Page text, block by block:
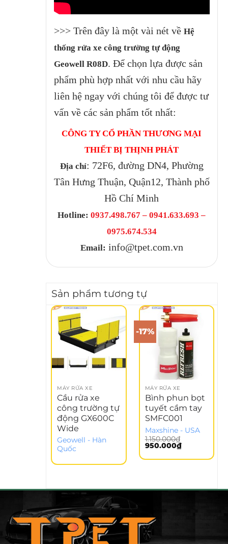
>>> Trên đây là một vài nét về Hệ
thống rửa xe công trường tự động
Geowell R08D. Để chọn lựa được sản
phẩm phù hợp nhất với nhu cầu hãy
liên hệ ngay với chúng tôi để được tư
vấn về các sản phẩm tốt nhất:
CÔNG TY CỔ PHẦN THƯƠNG MẠI
THIẾT BỊ THỊNH PHÁT
Địa chỉ: 72F6, đường DN4, Phường
Tân Hưng Thuận, Quận12, Thành phố
Hồ Chí Minh
Hotline: 0937.498.767 – 0941.633.693 –
0975.674.534
Email: info@tpet.com.vn
Sản phẩm tương tự
MÁY RỬA XE
Cầu rửa xe
công trường tự
động GX600C
Wide
Geowell - Hàn
Quốc
-17%
MÁY RỬA XE
Bình phun bọt
tuyết cầm tay
SMFC001
Maxshine - USA
1.150.000₫
Giá
là:
950.000₫Giá
hiện
tại